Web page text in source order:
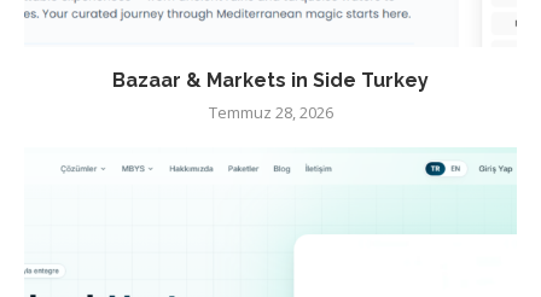
Bazaar & Markets in Side Turkey
Temmuz 28, 2026